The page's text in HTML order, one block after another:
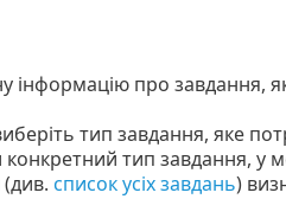
інформацію про завдання,
тип завдання, яке
тип завдання, у
(див. список усіх завдань)